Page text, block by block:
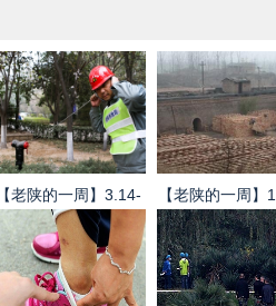
【老陕的一周】3.14-
3.20
【老陕的一周】
2.13